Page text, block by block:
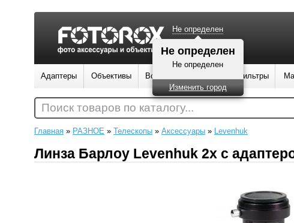
Главная » РАЗНОЕ » Телескопы » Аксессуары » Levenhuk
Линза Барлоу Levenhuk 2x с
Не определен
Не определен
Не определен
Изменить город
Адаптеры Объективы Вспышки Фильтры
Поиск товаров по каталогу...